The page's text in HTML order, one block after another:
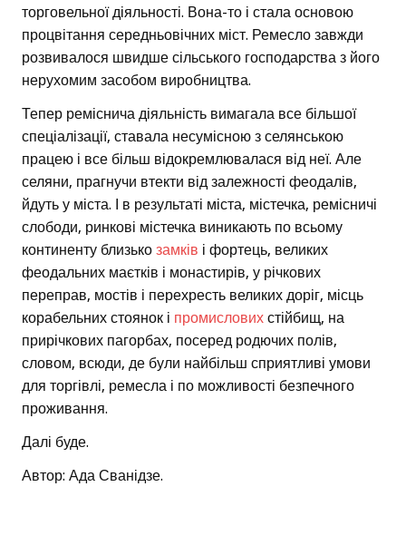
торговельної діяльності. Вона-то і стала основою
процвітання середньовічних міст. Ремесло завжди
розвивалося швидше сільського господарства з його
нерухомим засобом виробництва.
Тепер реміснича діяльність вимагала все більшої
спеціалізації, ставала несумісною з селянською
працею і все більш відокремлювалася від неї. Але
селяни, прагнучи втекти від залежності феодалів,
йдуть у міста. І в результаті міста, містечка, ремісничі
слободи, ринкові містечка виникають по всьому
континенту близько замків і фортець, великих
феодальних маєтків і монастирів, у річкових
переправ, мостів і перехресть великих доріг, місць
корабельних стоянок і промислових стійбищ, на
прирічкових пагорбах, посеред родючих полів,
словом, всюди, де були найбільш сприятливі умови
для торгівлі, ремесла і по можливості безпечного
проживання.
Далі буде.
Автор: Ада Сванідзе.